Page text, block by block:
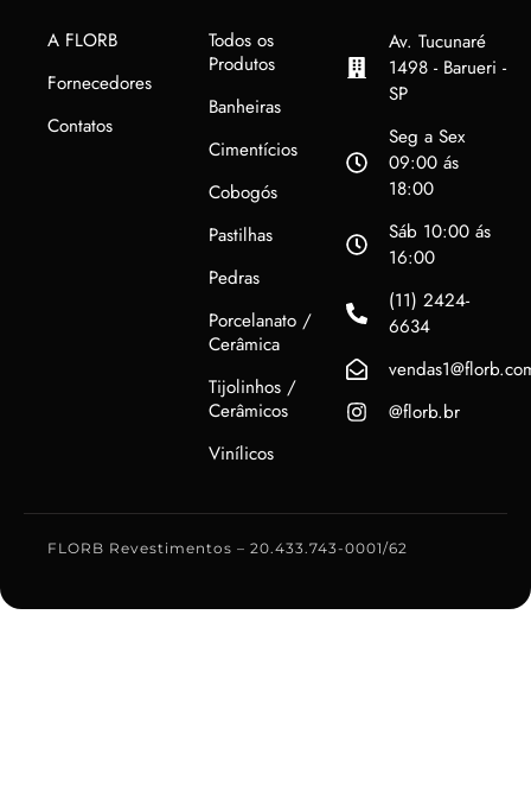
A FLORB
Fornecedores
Contatos
Todos os
Produtos
Banheiras
Cimentícios
Cobogós
Pastilhas
Pedras
Porcelanato /
Cerâmica
Tijolinhos /
Cerâmicos
Vinílicos
Av. Tucunaré
1498 - Barueri -
SP
Seg a Sex
09:00 ás
18:00
Sáb 10:00 ás
16:00
(11) 2424-
6634
@florb.br
FLORB Revestimentos – 20.433.743-0001/62